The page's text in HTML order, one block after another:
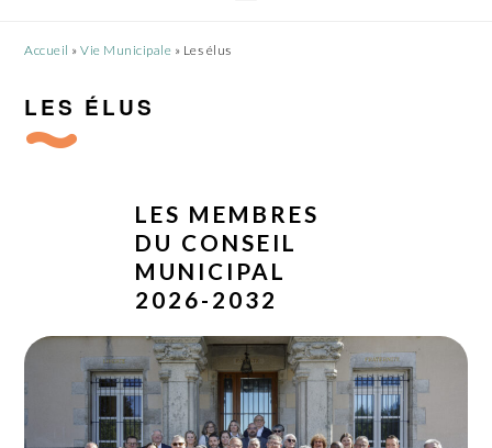
Accueil »Vie Municipale » Les élus
LES ÉLUS
LES MEMBRES
DU CONSEIL
MUNICIPAL
2026-2032